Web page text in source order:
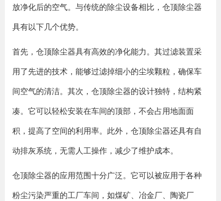
放净化后的空气。与传统的除尘设备相比，仓顶除尘器
具有以下几个优势。
首先，仓顶除尘器具有高效的净化能力。其过滤装置采
用了先进的技术，能够过滤掉细小的尘埃颗粒，确保车
间空气的清洁。其次，仓顶除尘器的设计独特，结构紧
凑。它可以轻松安装在车间的顶部，不会占用地面面
积，提高了空间的利用率。此外，仓顶除尘器还具有自
动排灰系统，无需人工操作，减少了维护成本。
仓顶除尘器的应用范围十分广泛。它可以被应用于各种
粉尘污染严重的工厂车间，如煤矿、冶金厂、陶瓷厂